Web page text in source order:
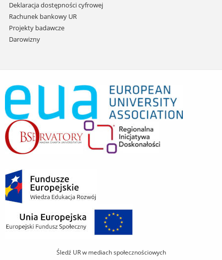
Deklaracja dostępności cyfrowej
Rachunek bankowy UR
Projekty badawcze
Darowizny
Śledź UR w mediach społecznościowych